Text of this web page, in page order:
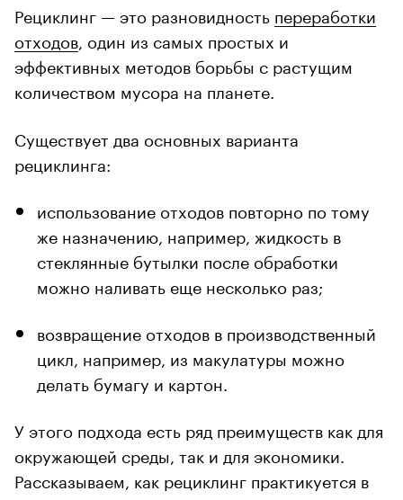
Рециклинг — это разновидность переработки
отходов , один из самых простых и
эффективных методов борьбы с растущим
количеством мусора на планете.
Существует два основных варианта
рециклинга:
использование отходов повторно по тому
же назначению, например, жидкость в
стеклянные бутылки после обработки
можно наливать еще несколько раз;
возвращение отходов в производственный
цикл, например, из макулатуры можно
делать бумагу и картон.
У этого подхода есть ряд преимуществ как для
окружающей среды, так и для экономики.
Рассказываем, как рециклинг практикуется в